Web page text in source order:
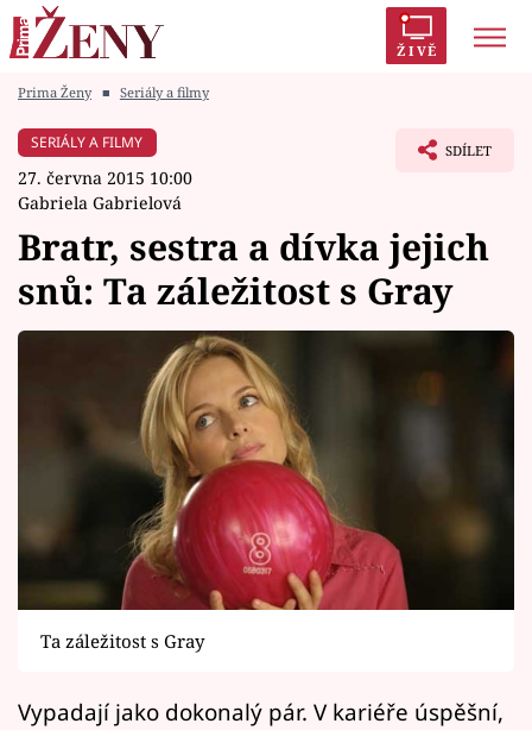
ŽIVĚ
Módní alarm
Témata
Vztahy
Horoskopy
Sledujte prima+
Filmový festival Karlovy Vary
Pořady
Prima Ženy ■ Seriály a filmy
SERIÁLY A FILMY
27. června 2015 10:00
Gabriela Gabrielová
SDÍLET
Bratr, sestra a dívka jejich
snů: Ta záležitost s Gray
Ta záležitost s Gray
Vypadají jako dokonalý pár. V kariéře úspěšní,